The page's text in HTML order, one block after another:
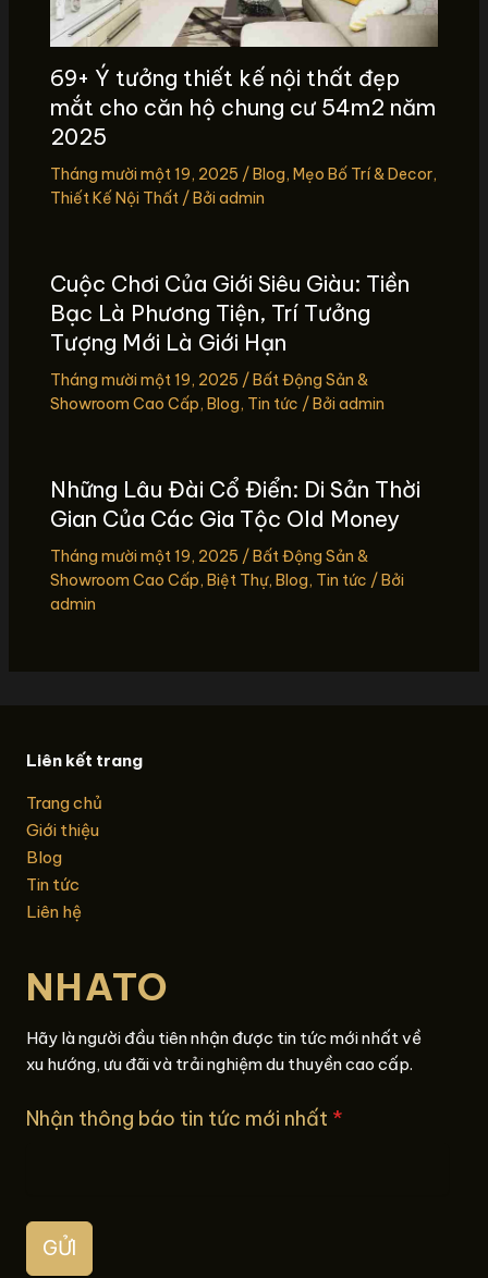
69+ Ý tưởng thiết kế nội thất đẹp
mắt cho căn hộ chung cư 54m2 năm
2025
Tháng mười một 19, 2025 /Blog, Mẹo Bố Trí & Decor,
Thiết Kế Nội Thất/ Bởi admin
Cuộc Chơi Của Giới Siêu Giàu: Tiền
Bạc Là Phương Tiện, Trí Tưởng
Tượng Mới Là Giới Hạn
Tháng mười một 19, 2025 /Bất Động Sản &
Showroom Cao Cấp, Blog, Tin tức / Bởi admin
Những Lâu Đài Cổ Điển: Di Sản Thời
Gian Của Các Gia Tộc Old Money
Tháng mười một 19, 2025 /Bất Động Sản &
Showroom Cao Cấp, Biệt Thự, Blog, Tin tức / Bởi
admin
Liên kết trang
Trang chủ
Giới thiệu
Blog
Tin tức
Liên hệ
NHATO
Hãy là người đầu tiên nhận được tin tức mới nhất về
xu hướng, ưu đãi và trải nghiệm du thuyền cao cấp.
Nhận thông báo tin tức mới nhất *
GỬI